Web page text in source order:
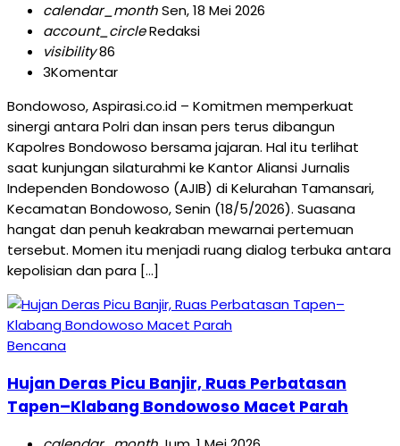
calendar_monthSen, 18 Mei 2026
account_circleRedaksi
visibility86
3Komentar
Bondowoso, Aspirasi.co.id – Komitmen memperkuat
sinergi antara Polri dan insan pers terus dibangun
Kapolres Bondowoso bersama jajaran. Hal itu terlihat
saat kunjungan silaturahmi ke Kantor Aliansi Jurnalis
Independen Bondowoso (AJIB) di Kelurahan Tamansari,
Kecamatan Bondowoso, Senin (18/5/2026). Suasana
hangat dan penuh keakraban mewarnai pertemuan
tersebut. Momen itu menjadi ruang dialog terbuka antara
kepolisian dan para […]
Bencana
Hujan Deras Picu Banjir, Ruas Perbatasan
Tapen–Klabang Bondowoso Macet Parah